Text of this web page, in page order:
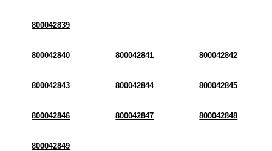
800042839
800042840 800042841 800042842
800042843 800042844 800042845
800042846 800042847 800042848
800042849